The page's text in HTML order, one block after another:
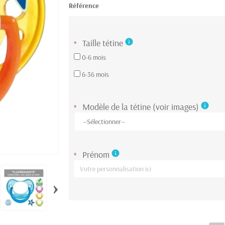
›
Référence
* Taille tétine info
0-6 mois
6-36 mois
* Modèle de la tétine (voir images) info
* Prénom info